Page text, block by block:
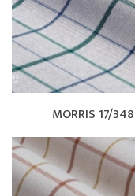
MORRIS 17/348